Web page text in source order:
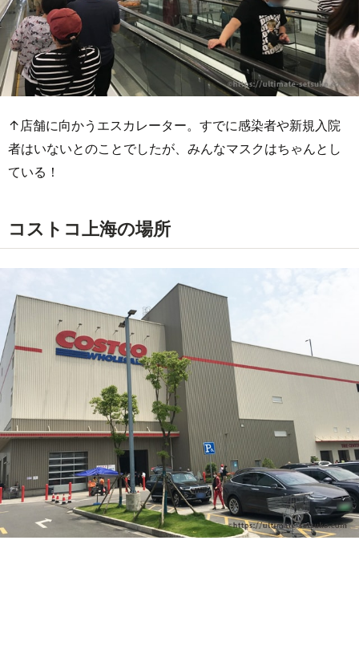
↑店舗に向かうエスカレーター。すでに感染者や新規入院
者はいないとのことでしたが、みんなマスクはちゃんとし
ている！
コストコ上海の場所